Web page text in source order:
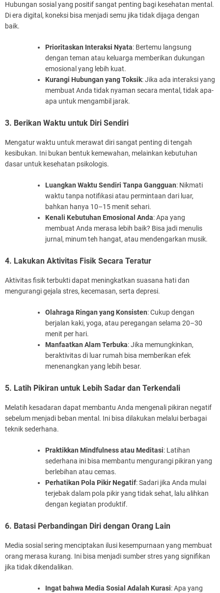
Hubungan sosial yang positif sangat penting bagi kesehatan mental.
Di era digital, koneksi bisa menjadi semu jika tidak dijaga dengan
baik.
Prioritaskan Interaksi Nyata: Bertemu langsung
dengan teman atau keluarga memberikan dukungan
emosional yang lebih kuat.
Kurangi Hubungan yang Toksik: Jika ada interaksi yang
membuat Anda tidak nyaman secara mental, tidak apa-
apa untuk mengambil jarak.
3. Berikan Waktu untuk Diri Sendiri
Mengatur waktu untuk merawat diri sangat penting di tengah
kesibukan. Ini bukan bentuk kemewahan, melainkan kebutuhan
dasar untuk kesehatan psikologis.
Luangkan Waktu Sendiri Tanpa Gangguan: Nikmati
waktu tanpa notifikasi atau permintaan dari luar,
bahkan hanya 10–15 menit sehari.
Kenali Kebutuhan Emosional Anda: Apa yang
membuat Anda merasa lebih baik? Bisa jadi menulis
jurnal, minum teh hangat, atau mendengarkan musik.
4. Lakukan Aktivitas Fisik Secara Teratur
Aktivitas fisik terbukti dapat meningkatkan suasana hati dan
mengurangi gejala stres, kecemasan, serta depresi.
Olahraga Ringan yang Konsisten: Cukup dengan
berjalan kaki, yoga, atau peregangan selama 20–30
menit per hari.
Manfaatkan Alam Terbuka: Jika memungkinkan,
beraktivitas di luar rumah bisa memberikan efek
menenangkan yang lebih besar.
5. Latih Pikiran untuk Lebih Sadar dan Terkendali
Melatih kesadaran dapat membantu Anda mengenali pikiran negatif
sebelum menjadi beban mental. Ini bisa dilakukan melalui berbagai
teknik sederhana.
Praktikkan Mindfulness atau Meditasi: Latihan
sederhana ini bisa membantu mengurangi pikiran yang
berlebihan atau cemas.
Perhatikan Pola Pikir Negatif: Sadari jika Anda mulai
terjebak dalam pola pikir yang tidak sehat, lalu alihkan
dengan kegiatan produktif.
6. Batasi Perbandingan Diri dengan Orang Lain
Media sosial sering menciptakan ilusi kesempurnaan yang membuat
orang merasa kurang. Ini bisa menjadi sumber stres yang signifikan
jika tidak dikendalikan.
Ingat bahwa Media Sosial Adalah Kurasi: Apa yang